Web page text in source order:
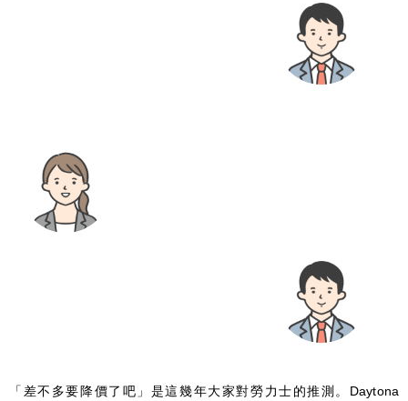
「差不多要降價了吧」是這幾年大家對勞力士的推測。Daytona